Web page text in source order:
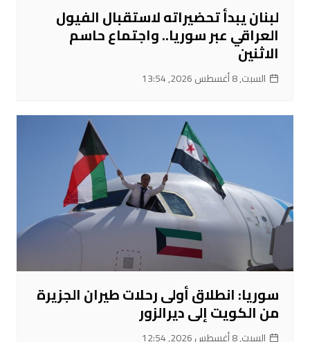
لبنان يبدأ تحضيراته لاستقبال الفيول
العراقي عبر سوريا.. واجتماع حاسم
الاثنين
السبت, 8 أغسطس 2026, 13:54
سوريا: انطلاق أولى رحلات طيران الجزيرة
من الكويت إلى ديرالزور
السبت, 8 أغسطس 2026, 12:54